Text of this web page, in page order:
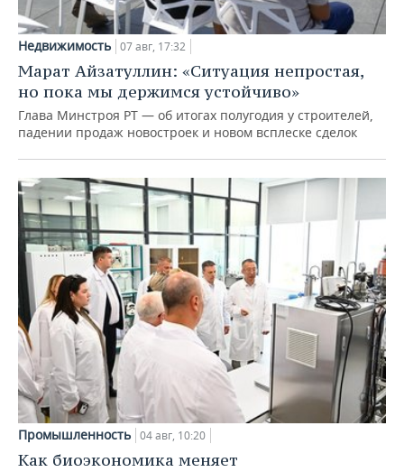
Недвижимость 07 авг, 17:32
Марат Айзатуллин: «Ситуация непростая,
но пока мы держимся устойчиво»
Глава Минстроя РТ — об итогах полугодия у строителей,
падении продаж новостроек и новом всплеске сделок
Промышленность 04 авг, 10:20
Как биоэкономика меняет